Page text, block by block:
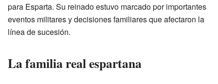
para Esparta. Su reinado estuvo marcado por importantes
eventos militares y decisiones familiares que afectaron la
línea de sucesión.
La familia real espartana